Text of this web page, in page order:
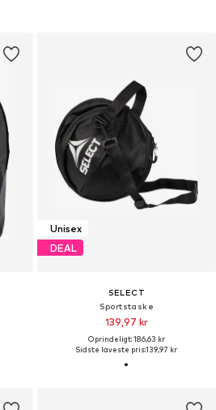
Unisex
DEAL
SELECT
Sportstaske
139,97 kr
Oprindeligt: 186,63 kr
Sidste laveste pris:139,97 kr